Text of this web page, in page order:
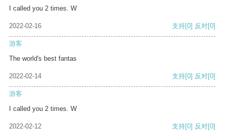
I called you 2 times. W
2022-02-16 支持[0] 反对[0]
游客
The world's best fantas
2022-02-14 支持[0] 反对[0]
游客
I called you 2 times. W
2022-02-12 支持[0] 反对[0]